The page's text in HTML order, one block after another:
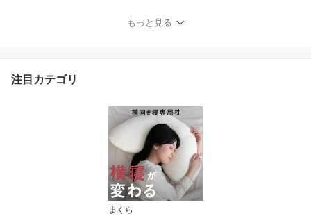
もっと見る
注目カテゴリ
まくら